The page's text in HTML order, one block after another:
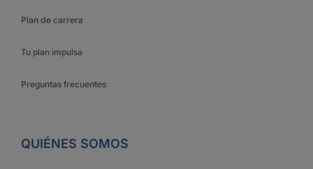
Plan de carrera
Tu plan impulsa
Preguntas frecuentes
QUIÉNES SOMOS